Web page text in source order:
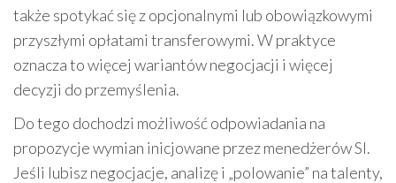
także spotykać się z opcjonalnymi lub obowiązkowymi
przyszłymi opłatami transferowymi. W praktyce
oznacza to więcej wariantów negocjacji i więcej
decyzji do przemyślenia.
Do tego dochodzi możliwość odpowiadania na
propozycje wymian inicjowane przez menedżerów SI.
Jeśli lubisz negocjacje, analizę i „polowanie” na talenty,